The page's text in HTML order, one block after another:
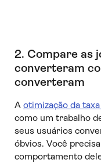
2. Compare as
converteram
converteram
A otimização da
como um trabalho
seus usuários
óbvios. Você
comportamento